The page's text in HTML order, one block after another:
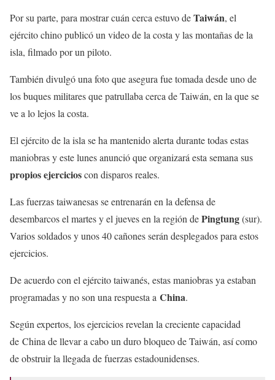
Por su parte, para mostrar cuán cerca estuvo deTaiwán, el
ejército chino publicó un video de la costa y las montañas de la
isla, filmado por un piloto.
También divulgó una foto que asegura fue tomada desde uno de
los buques militares que patrullaba cerca de Taiwán, en la que se
ve a lo lejos la costa.
El ejército de la isla se ha mantenido alerta durante todas estas
maniobras y este lunes anunció que organizará esta semana sus
propios ejercicioscon disparos reales.
Las fuerzas taiwanesas se entrenarán en la defensa de
desembarcos el martes y el jueves en la región dePingtung(sur).
Varios soldados y unos 40 cañones serán desplegados para estos
ejercicios.
De acuerdo con el ejército taiwanés, estas maniobras ya estaban
programadas y no son una respuesta a China.
Según expertos, los ejercicios revelan la creciente capacidad
de China de llevar a cabo un duro bloqueo de Taiwán, así como
de obstruir la llegada de fuerzas estadounidenses.